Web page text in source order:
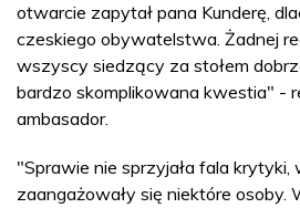
otwarcie zapytał pana Kunderę,
czeskiego obywatelstwa. Żadnej
wszyscy siedzący za stołem
bardzo skomplikowana kwestia" -
ambasador.
"Sprawie nie sprzyjała fala krytyki,
zaangażowały się niektóre osoby.